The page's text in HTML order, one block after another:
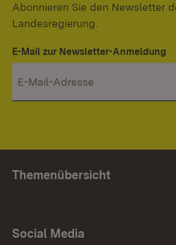
Abonnieren Sie den Newsletter
Landesregierung.
E-Mail zur Newsletter-Anmeldung
Themenübersicht
Social Media